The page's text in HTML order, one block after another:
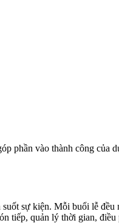
phần vào thành công của
sự kiện. Mỗi buổi lễ
tiếp, quản lý thời gian,